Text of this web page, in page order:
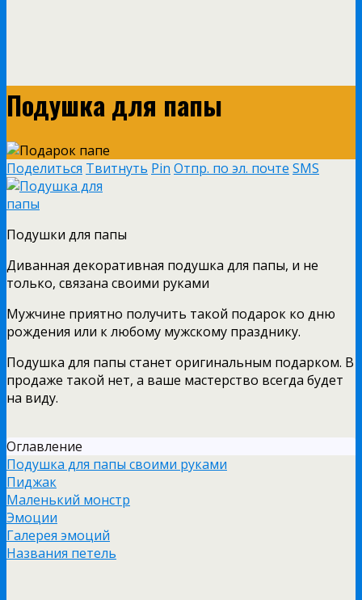
Подушка для папы
Поделиться Твитнуть Pin Отпр. по эл. почте SMS
Подушки для папы
Диванная декоративная подушка для папы, и не
только, связана своими руками
Мужчине приятно получить такой подарок ко дню
рождения или к любому мужскому празднику.
Подушка для папы станет оригинальным подарком. В
продаже такой нет, а ваше мастерство всегда будет
на виду.
Оглавление
Подушка для папы своими руками
Пиджак
Маленький монстр
Эмоции
Галерея эмоций
Названия петель